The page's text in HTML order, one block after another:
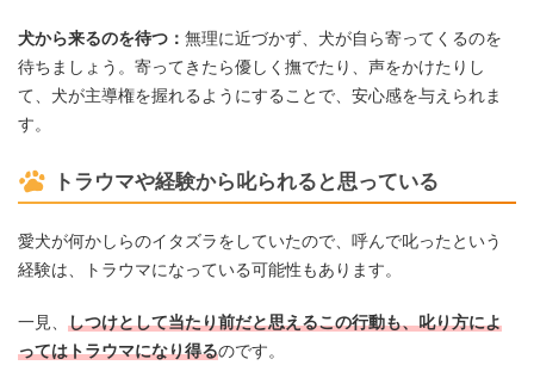
犬から来るのを待つ： 無理に近づかず、犬が自ら寄ってくるのを
待ちましょう。寄ってきたら優しく撫でたり、声をかけたりし
て、犬が主導権を握れるようにすることで、安心感を与えられま
す。
トラウマや経験から叱られると思っている
愛犬が何かしらのイタズラをしていたので、呼んで叱ったという
経験は、トラウマになっている可能性もあります。
一見、 しつけとして当たり前だと思えるこの行動も、叱り方によ
ってはトラウマになり得るのです。